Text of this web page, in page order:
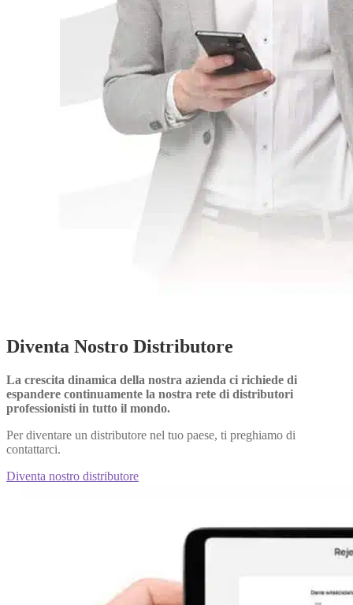
Diventa Nostro Distributore
La crescita dinamica della nostra azienda ci richiede di
espandere continuamente la nostra rete di distributori
professionisti in tutto il mondo.
Per diventare un distributore nel tuo paese, ti preghiamo di
contattarci.
Diventa nostro distributore